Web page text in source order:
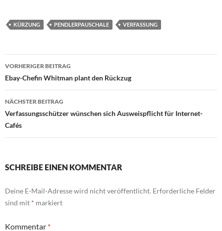
KÜRZUNG PENDLERPAUSCHALE VERFASSUNG
Beitragsnavigation
VORHERIGER BEITRAG
Ebay-Chefin Whitman plant den Rückzug
NÄCHSTER BEITRAG
Verfassungsschützer wünschen sich Ausweispflicht für Internet-
Cafés
SCHREIBE EINEN KOMMENTAR
Deine E-Mail-Adresse wird nicht veröffentlicht. Erforderliche Felder
sind mit * markiert
Kommentar *